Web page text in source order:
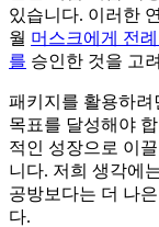
있습니다. 이러한
월 머스크에게 전
를 승인한 것을 고
패키지를 활용하려
목표를 달성해야
적인 성장으로 이
니다. 저희 생각에
공방보다는 더 나
다.